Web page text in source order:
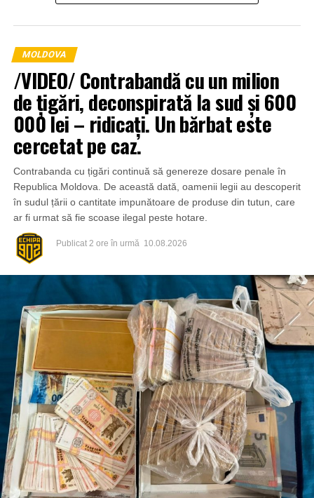
MOLDOVA
/VIDEO/ Contrabandă cu un milion
de țigări, deconspirată la sud și 600
000 lei – ridicați. Un bărbat este
cercetat pe caz.
Contrabanda cu țigări continuă să genereze dosare penale în
Republica Moldova. De această dată, oamenii legii au descoperit
în sudul țării o cantitate impunătoare de produse din tutun, care
ar fi urmat să fie scoase ilegal peste hotare.
Publicat 2 ore în urmă 10.08.2026